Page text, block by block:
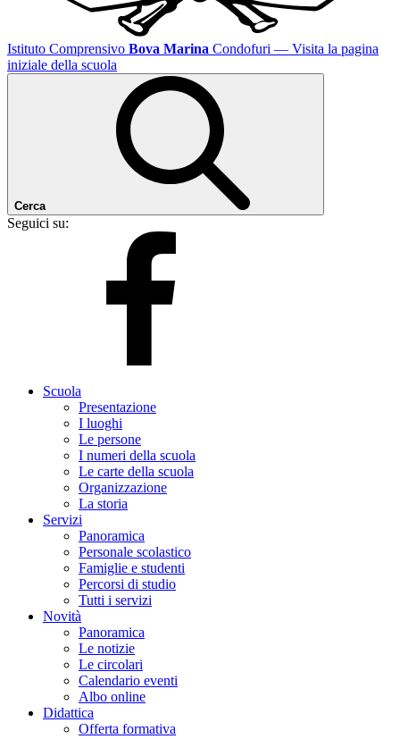
Istituto Comprensivo Bova Marina Condofuri — Visita la pagina
iniziale della scuola
Cerca
Seguici su:
Scuola
Presentazione
I luoghi
Le persone
I numeri della scuola
Le carte della scuola
Organizzazione
La storia
Servizi
Panoramica
Personale scolastico
Famiglie e studenti
Percorsi di studio
Tutti i servizi
Novità
Panoramica
Le notizie
Le circolari
Calendario eventi
Albo online
Didattica
Offerta formativa